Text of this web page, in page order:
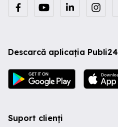
Descarcă aplicația Publi24
Suport clienți